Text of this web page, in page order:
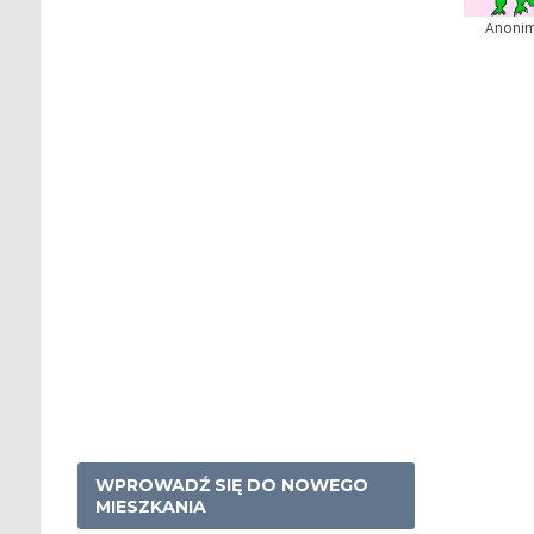
WPROWADŹ SIĘ DO NOWEGO
MIESZKANIA